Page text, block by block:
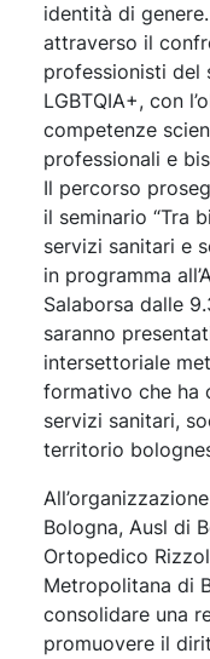
identità di
attraverso il
professionisti del
LGBTQIA+, con
competenze
professionali e
Il percorso
il seminario “Tra
servizi sanitari e
in programma
Salaborsa dalle
saranno
intersettoriale
formativo che ha
servizi sanitari,
territorio
Bologna, Ausl di
Ortopedico
Metropolitana di
consolidare una
promuovere il